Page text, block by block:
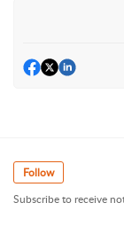
Follow
Subscribe to receive